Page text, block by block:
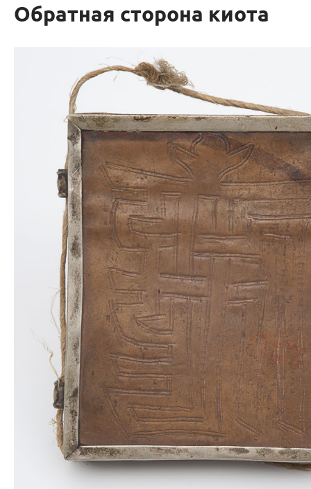
Обратная сторона киота